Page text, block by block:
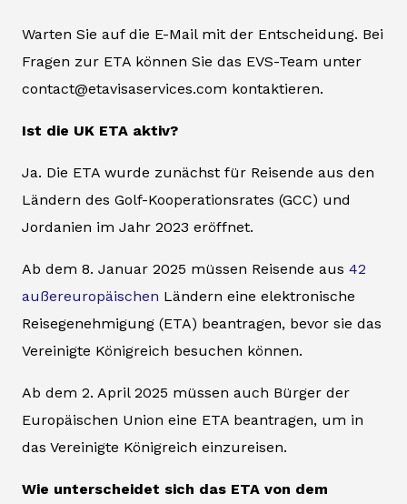
Warten Sie auf die E-Mail mit der Entscheidung. Bei
Fragen zur ETA können Sie das EVS-Team unter
contact@etavisaservices.com kontaktieren.
Ist die UK ETA aktiv?
Ja. Die ETA wurde zunächst für Reisende aus den
Ländern des Golf-Kooperationsrates (GCC) und
Jordanien im Jahr 2023 eröffnet.
Ab dem 8. Januar 2025 müssen Reisende aus 42
außereuropäischen Ländern eine elektronische
Reisegenehmigung (ETA) beantragen, bevor sie das
Vereinigte Königreich besuchen können.
Ab dem 2. April 2025 müssen auch Bürger der
Europäischen Union eine ETA beantragen, um in
das Vereinigte Königreich einzureisen.
Wie unterscheidet sich das ETA von dem